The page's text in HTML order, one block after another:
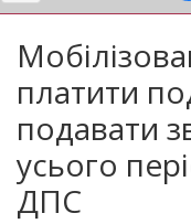
платити
подавати
усього
ДПС